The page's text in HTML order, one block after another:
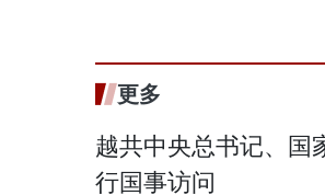
更多
越共中央总书记、国
行国事访问